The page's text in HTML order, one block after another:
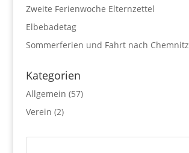
Zweite Ferienwoche Elternzettel
Elbebadetag
Sommerferien und Fahrt nach Chemnitz
Kategorien
Allgemein (57)
Verein (2)